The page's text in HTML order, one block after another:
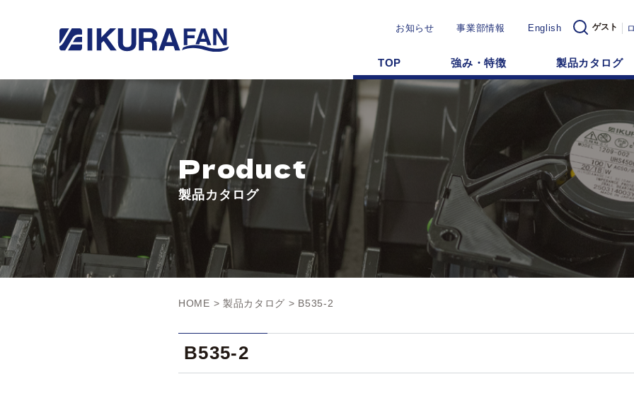
お知らせ 事業部情報 English ゲスト
TOP 強み・特徴 製品カタログ
Product
製品カタログ
HOME > 製品カタログ > B535-2
B535-2